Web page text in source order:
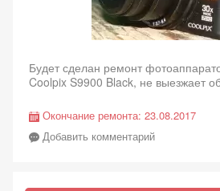
Будет сделан ремонт
Coolpix S9900 Black, не выезжает
Окончание ремонта: 23.08.2017
Добавить комментарий